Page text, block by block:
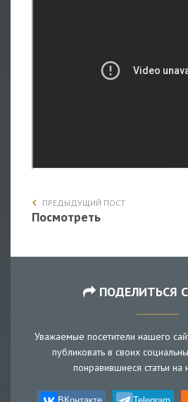
ПРЕДЫДУЩИЙ ПОСТ
Посмотреть
ПОДЕЛИТЬСЯ
Уважаемые посетители нашего
публиковать в своих
понравившиеся статьи на